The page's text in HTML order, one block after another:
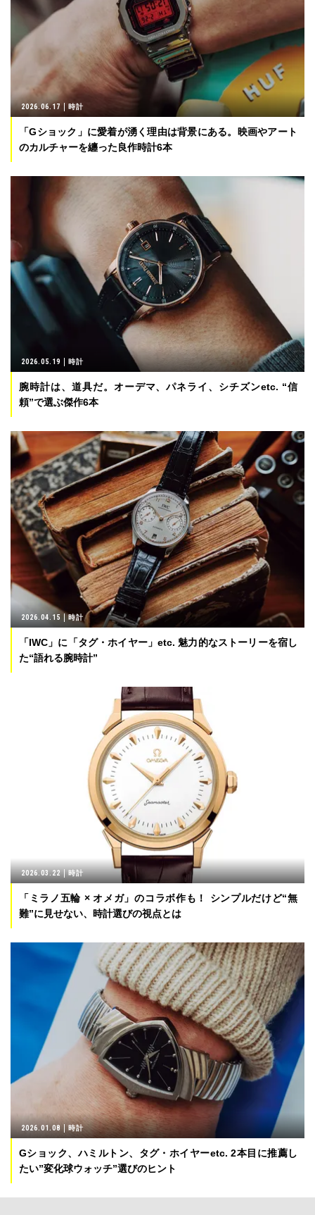
2026.06.17 時計
「Gショック」に愛着が湧く理由は背景にある。映画やアート
のカルチャーを纏った良作時計6本
2026.05.19 時計
腕時計は、道具だ。オーデマ、パネライ、シチズンetc. “信
頼”で選ぶ傑作6本
2026.04.15 時計
「IWC」に「タグ・ホイヤー」etc. 魅力的なストーリーを宿し
た“語れる腕時計”
2026.03.22 時計
「ミラノ五輪 × オメガ」のコラボ作も！ シンプルだけど“無
難”に見せない、時計選びの視点とは
2026.01.08 時計
Gショック、ハミルトン、タグ・ホイヤーetc. 2本目に推薦し
たい”変化球ウォッチ”選びのヒント